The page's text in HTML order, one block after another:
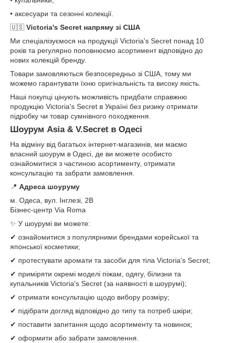
• аксесуари та сезонні колекції.
🇺🇸 Victoria's Secret напряму зі США
Ми спеціалізуємося на продукції Victoria's Secret понад 10
років та регулярно поповнюємо асортимент відповідно до
нових колекцій бренду.
Товари замовляються безпосередньо зі США, тому ми
можемо гарантувати їхню оригінальність та високу якість.
Наші покупці цінують можливість придбати справжню
продукцію Victoria's Secret в Україні без ризику отримати
підробку чи товар сумнівного походження.
Шоурум Asia & V.Secret в Одесі
На відміну від багатьох інтернет-магазинів, ми маємо
власний шоурум в Одесі, де ви можете особисто
ознайомитися з частиною асортименту, отримати
консультацію та забрати замовлення.
📍 Адреса шоуруму
м. Одеса, вул. Інглезі, 2В
Бізнес-центр Via Roma
✨ У шоурумі ви можете:
✔ ознайомитися з популярними брендами корейської та
японської косметики;
✔ протестувати аромати та засоби для тіла Victoria's Secret;
✔ приміряти окремі моделі піжам, одягу, білизни та
купальників Victoria's Secret (за наявності в шоурумі);
✔ отримати консультацію щодо вибору розміру;
✔ підібрати догляд відповідно до типу та потреб шкіри;
✔ поставити запитання щодо асортименту та новинок;
✔ оформити або забрати замовлення.